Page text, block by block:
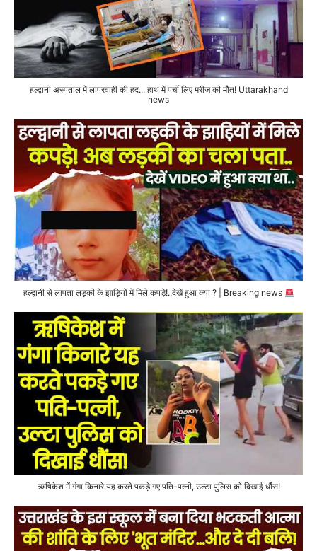
हल्द्वानी अस्पताल में लापरवाही की हद... हाथ में पर्ची लिए मरीज की मौत! Uttarakhand
news
हल्द्वानी से लापता लड़की के झाड़ियों में मिले कपड़े!..देखें हुआ क्या ? | Breaking news
ऋषिकेश में गंगा किनारे यह करते पकड़े गए पति-पत्नी, उल्टा पुलिस को दिखाई धौंस!